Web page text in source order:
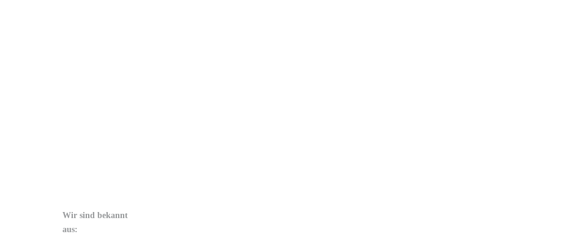
Wir sind bekannt
aus: